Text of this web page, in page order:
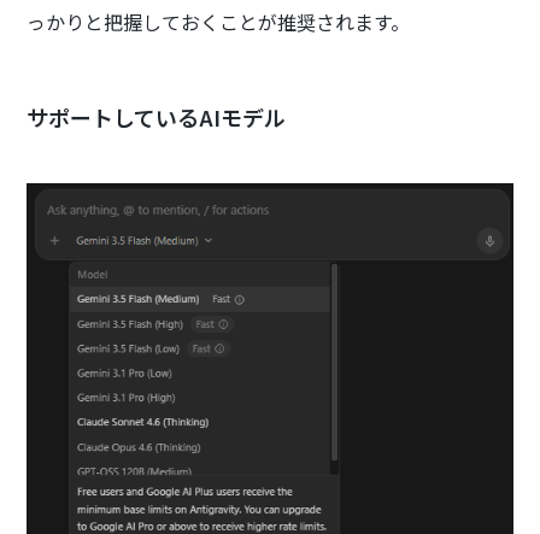
っかりと把握しておくことが推奨されます。
サポートしているAIモデル